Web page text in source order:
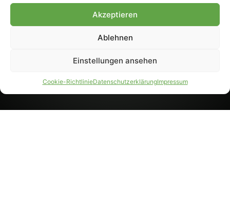
Akzeptieren
Ablehnen
Einstellungen ansehen
Cookie-RichtlinieDatenschutzerklärungImpressum
Weiterverarbeitung, auch
Genehmigung.
PARTNER WERDEN
AGB